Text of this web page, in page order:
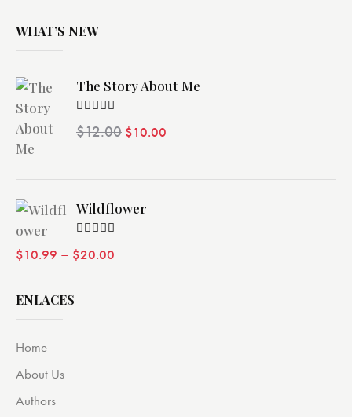
WHAT’S NEW
The Story About Me
Valorado
con4.00
$12.00 $10.00
Wildflower
con4.00
$10.99 – $20.00
ENLACES
Home
About Us
Authors